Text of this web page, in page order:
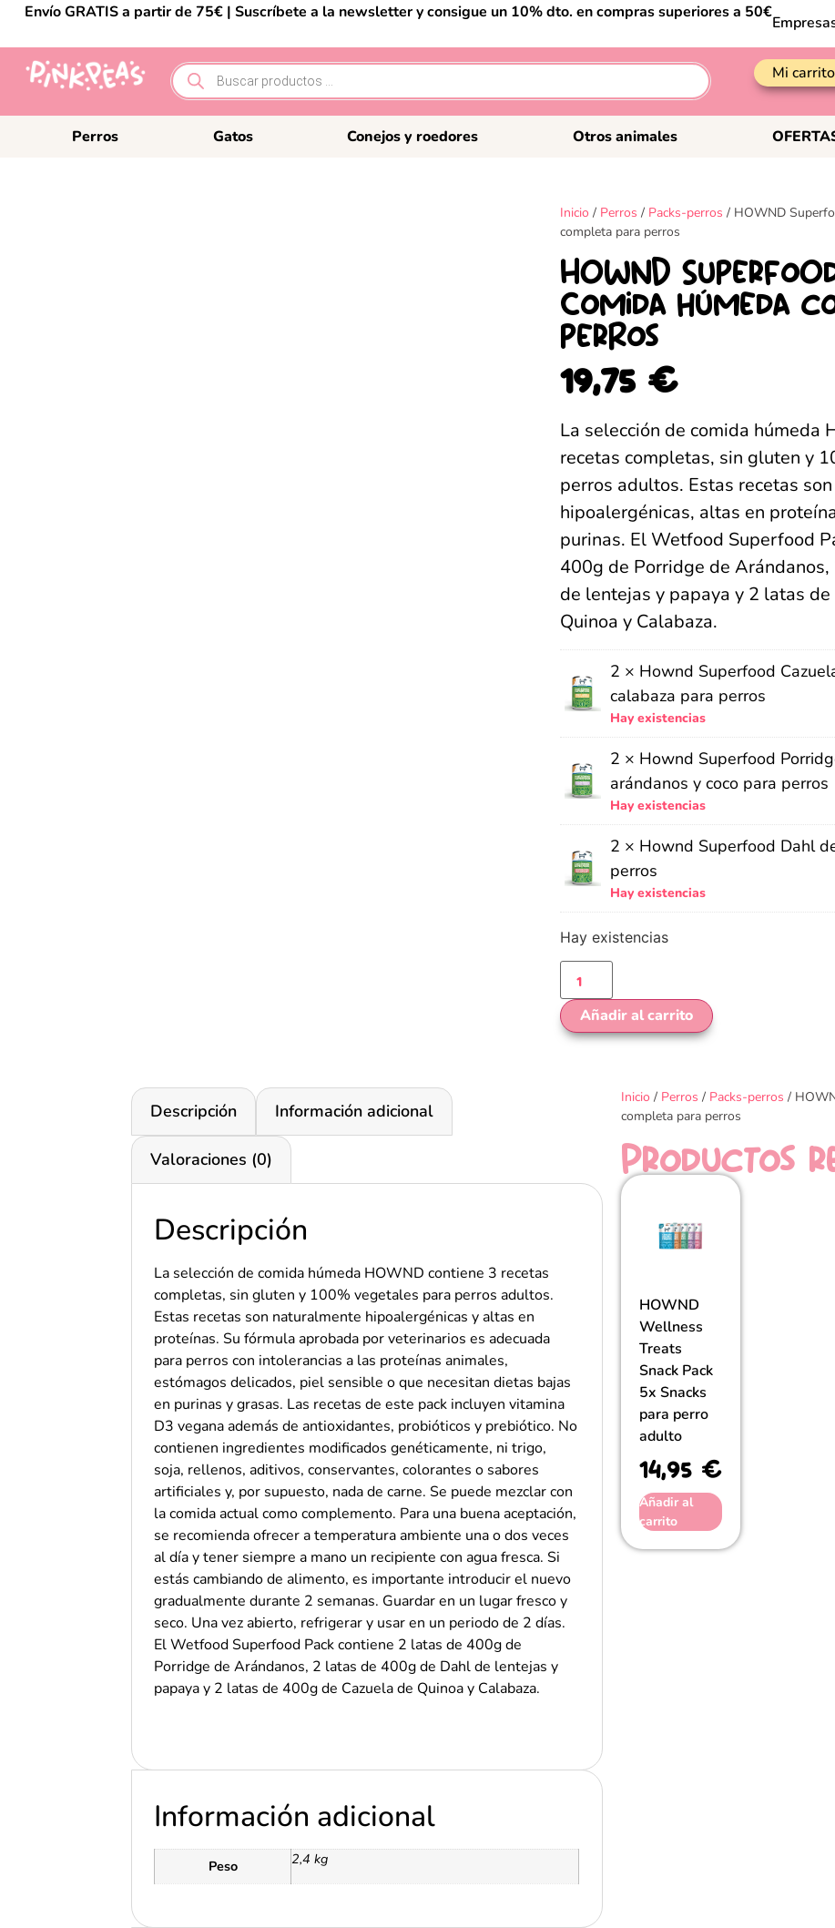
Envío GRATIS a partir de 75€ | Suscríbete a la newsletter y consigue un 10% dto. en compras superiores a 50€
Mi carrito
Perros Gatos Conejos y roedores Otros animales
Inicio / Perros / Packs-perros / HOWND
completa para perros
HOWND
Comida húmeda
perros
19,75 €
La selección de comida húmeda
recetas completas, sin gluten y
perros adultos. Estas recetas
hipoalergénicas, altas en
purinas. El Wetfood Superfood
400g de Porridge de
de lentejas y papaya y 2 latas
Quinoa y Calabaza.
2 × Hownd Superfood
calabaza para perros
Hay existencias
2 × Hownd Superfood
arándanos y coco para perros
Hay existencias
2 × Hownd Superfood Dahl
perros
Hay existencias
Hay existencias
Añadir al carrito
Descripción Información adicional
Valoraciones (0)
Descripción
La selección de comida húmeda HOWND contiene 3 recetas
completas, sin gluten y 100% vegetales para perros adultos.
Estas recetas son naturalmente hipoalergénicas y altas en
proteínas. Su fórmula aprobada por veterinarios es adecuada
para perros con intolerancias a las proteínas animales,
estómagos delicados, piel sensible o que necesitan dietas bajas
en purinas y grasas. Las recetas de este pack incluyen vitamina
D3 vegana además de antioxidantes, probióticos y prebiótico. No
contienen ingredientes modificados genéticamente, ni trigo,
soja, rellenos, aditivos, conservantes, colorantes o sabores
artificiales y, por supuesto, nada de carne. Se puede mezclar con
la comida actual como complemento. Para una buena aceptación,
se recomienda ofrecer a temperatura ambiente una o dos veces
al día y tener siempre a mano un recipiente con agua fresca. Si
estás cambiando de alimento, es importante introducir el nuevo
gradualmente durante 2 semanas. Guardar en un lugar fresco y
seco. Una vez abierto, refrigerar y usar en un periodo de 2 días.
El Wetfood Superfood Pack contiene 2 latas de 400g de
Porridge de Arándanos, 2 latas de 400g de Dahl de lentejas y
papaya y 2 latas de 400g de Cazuela de Quinoa y Calabaza.
Información adicional
Peso 2,4 kg
Inicio / Perros / Packs-perros /
completa para perros
Productos
HOWND
Wellness
Treats
Snack Pack
5x Snacks
para perro
adulto
14,95 €
Añadir al
carrito